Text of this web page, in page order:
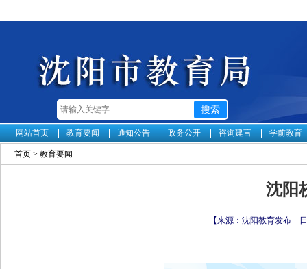
网站首页 教育要闻 通知公告 政务公开 咨询建言 学前教育
首页 > 教育要闻
沈阳
【来源：沈阳教育发布